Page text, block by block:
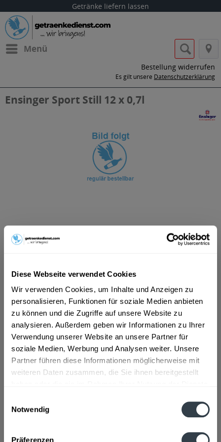
Diese Webseite verwendet Cookies
Wir verwenden Cookies, um Inhalte und Anzeigen zu
personalisieren, Funktionen für soziale Medien anbieten
zu können und die Zugriffe auf unsere Website zu
analysieren. Außerdem geben wir Informationen zu Ihrer
Verwendung unserer Website an unsere Partner für
soziale Medien, Werbung und Analysen weiter. Unsere
Partner führen diese Informationen möglicherweise mit
weiteren Daten zusammen, die Sie ihnen bereitgestellt
Notwendig
Präferenzen
Getränke liefern lassen
Menü
Bestellung widerrufen
Es gilt unsere Datenschutzerklärung
Ensinger Sport Still 12 x 0,7l
ab 8,09 € *
MEHRWEG
+3,30 € Pfand
In den Warenkorb
Artikel-Nr.:
24995
Verfügbar in: